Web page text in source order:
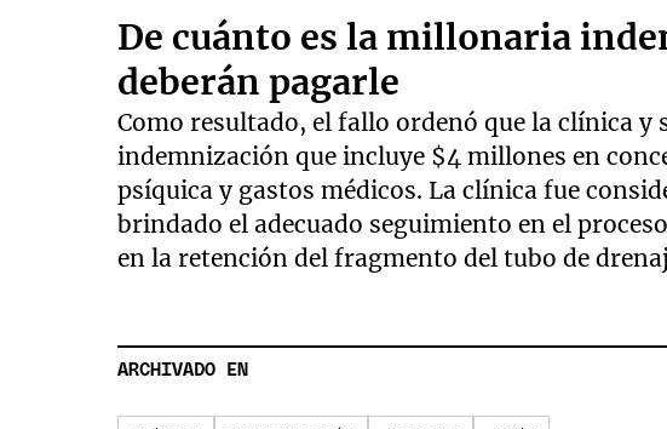
De cuánto es la millonaria
deberán pagarle
Como resultado, el fallo ordenó que la clínica y
indemnización que incluye $4 millones en
psíquica y gastos médicos. La clínica fue
brindado el adecuado seguimiento en el
en la retención del fragmento del tubo de
ARCHIVADO EN